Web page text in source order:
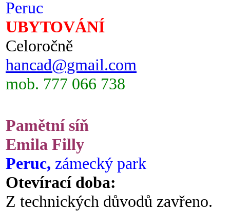
Peruc
UBYTOVÁNÍ
Celoročně
hancad@gmail.com
mob. 777 066 738
Pamětní síň
Emila Filly
Peruc, zámecký park
Otevírací doba:
Z technických důvodů zavřeno.